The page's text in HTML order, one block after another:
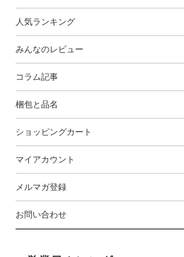
人気ランキング
みんなのレビュー
コラム記事
梱包と品名
ショッピングカート
マイアカウント
メルマガ登録
お問い合わせ